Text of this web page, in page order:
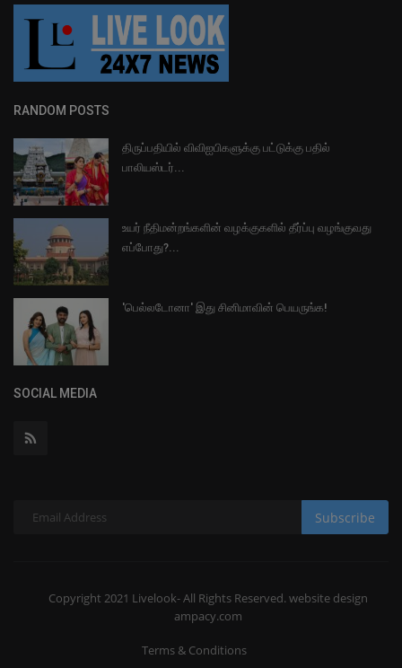
RANDOM POSTS
திருப்பதியில் விவிஐபிகளுக்கு பட்டுக்கு பதில்
பாலியஸ்டர்...
உயர் நீதிமன்றங்களின் வழக்குகளில் தீர்ப்பு வழங்குவது
எப்போது?...
'பெல்லடோனா' இது சினிமாவின் பெயருங்க!
SOCIAL MEDIA
Subscribe
Copyright 2021 Livelook- All Rights Reserved. website design
ampacy.com
Terms & Conditions